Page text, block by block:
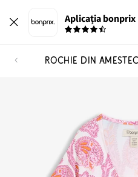
Aplicația bonprix
ROCHIE DIN